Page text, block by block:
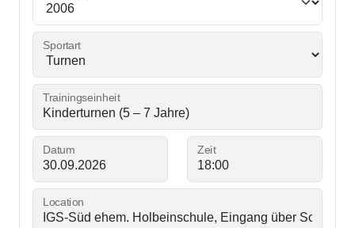
Sportart
Trainingseinheit
Datum Zeit
Location